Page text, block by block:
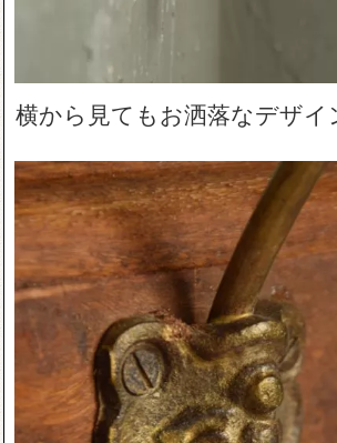
横から見てもお洒落なデザイ